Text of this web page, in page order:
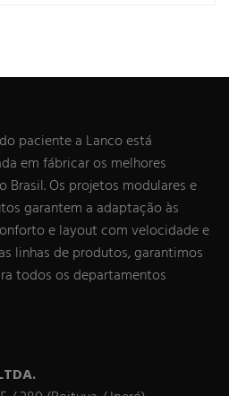
paciente a Lanco está
em fábricar os melhores
Os projetos modulares e
garantem a adaptação às
e layout com velocidade e
linhas de produtos, garantimos
todos os departamentos